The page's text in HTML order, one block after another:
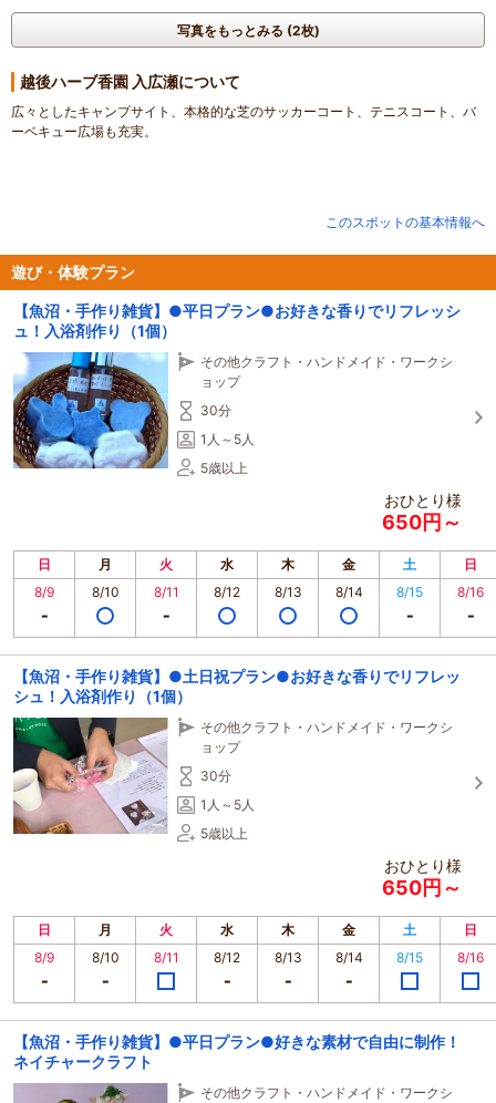
写真をもっとみる (2枚)
越後ハーブ香園 入広瀬について
広々としたキャンプサイト、本格的な芝のサッカーコート、テニスコート、バ
ーベキュー広場も充実。
●サイトの地面：芝生
●バンガロー：無し
●主な施設：
温水シャワー、コインランドリー、ハーブ園、芝サッカー場（1面）、テニスコ
ート（3面）、バーベキュー広場
●売店：炭2kg550円、薪 650円
●レンタル：バーベキューコンロ550円
●禁止：直火
このスポットの基本情報へ
遊び・体験プラン
【魚沼・手作り雑貨】●平日プラン●お好きな香りでリフレッシ
ュ！入浴剤作り（1個）
その他クラフト・ハンドメイド・ワークシ
ョップ
30分
1人～5人
5歳以上
おひとり様
650円～
日 月 火 水 木 金 土
日
8/9
8/10 8/11 8/12 8/13 8/14 8/15 8/16
【魚沼・手作り雑貨】●土日祝プラン●お好きな香りでリフレッ
シュ！入浴剤作り（1個）
その他クラフト・ハンドメイド・ワークシ
ョップ
30分
1人～5人
5歳以上
おひとり様
650円～
日 月 火 水 木 金 土
日
8/9
8/10 8/11 8/12 8/13 8/14 8/15 8/16
【魚沼・手作り雑貨】●平日プラン●好きな素材で自由に制作！
ネイチャークラフト
その他クラフト・ハンドメイド・ワークシ